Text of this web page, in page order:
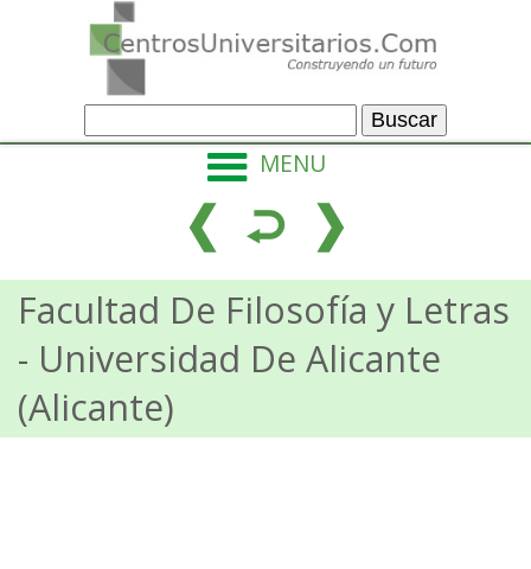
MENU
Facultad De Filosofía y Letras
- Universidad De Alicante
(Alicante)